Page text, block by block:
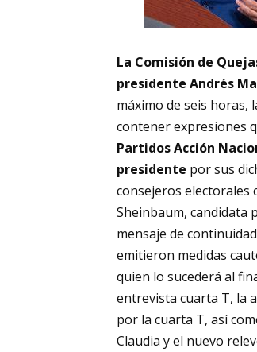
La Comisión de
presidente Andrés
máximo de seis horas,
contener expresiones
Partidos Acción
presidente por sus
consejeros electorales
Sheinbaum, candidata
mensaje de
emitieron medidas
quien lo sucederá al
entrevista cuarta T, la
por la cuarta T, así
Claudia y el nuevo